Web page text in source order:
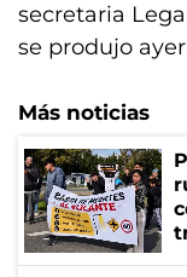
secretaria
se produjo
Más noticias